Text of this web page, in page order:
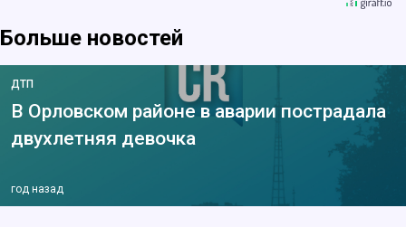
Больше новостей
ДТП
В Орловском районе в аварии пострадала
двухлетняя девочка
год назад